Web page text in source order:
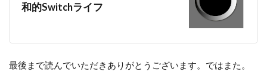
和的Switchライフ
最後まで読んでいただきありがとうございます。ではまた。